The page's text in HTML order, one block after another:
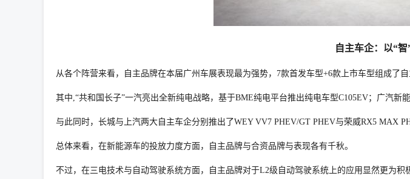
自主车企：以“
从各个阵营来看，自主品牌在本届广州车展表现最为强势，7款首发车型+6款上市车型组成了自
其中,“共和国长子”一汽亮出全新纯电战略，基于BME纯电平台推出纯电车型C105EV；广汽新
与此同时，长城与上汽两大自主车企分别推出了WEY VV7 PHEV/GT PHEV与荣威RX5 MAX
总体来看，在新能源车的投放力度方面，自主品牌与合资品牌与表现各有千秋。
不过，在三电技术与自动驾驶系统方面，自主品牌对于L2级自动驾驶系统上的应用显然更为积